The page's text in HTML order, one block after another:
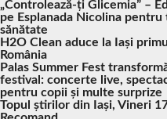
„Controlează-ți Glicemia” –
pe Esplanada Nicolina
sănătate
H2O Clean aduce la Iași
România
Palas Summer Fest
festival: concerte live,
pentru copii și multe surprize
Topul știrilor din Iași, Vineri